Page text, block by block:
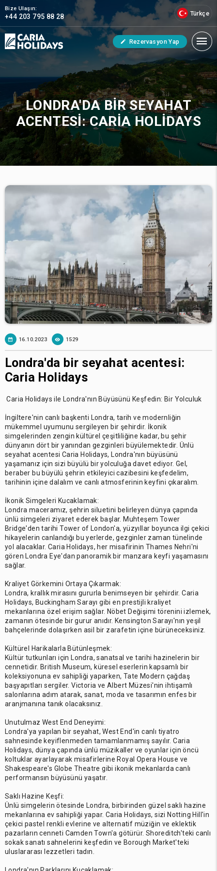
Bize Ulaşın:
+44 203 795 88 28 Türkçe
Rezervasyon Yap
LONDRA'DA BIR SEYAHAT
ACENTESI: CARIA HOLIDAYS
16.10.2023 1529
Londra'da bir seyahat acentesi:
Caria Holidays
Caria Holidays ile Londra'nın Büyüsünü Keşfedin: Bir Yolculuk
İngiltere'nin canlı başkenti Londra, tarih ve modernliğin
mükemmel uyumunu sergileyen bir şehirdir. İkonik
simgelerinden zengin kültürel çeşitliliğine kadar, bu şehir
dünyanın dört bir yanından gezginleri büyülemektedir. Ünlü
seyahat acentesi Caria Holidays, Londra'nın büyüsünü
yaşamanız için sizi büyülü bir yolculuğa davet ediyor. Gel,
beraber bu büyülü şehrin etkileyici cazibesini keşfedelim,
tarihinin içine dalalım ve canlı atmosferinin keyfini çıkaralım.
İkonik Simgeleri Kucaklamak:
Londra maceramız, şehrin siluetini belirleyen dünya çapında
ünlü simgeleri ziyaret ederek başlar. Muhteşem Tower
Bridge'den tarihi Tower of London'a, yüzyıllar boyunca ilgi çekici
hikayelerin canlandığı bu yerlerde, gezginler zaman tünelinde
yol alacaklar. Caria Holidays, her misafirinin Thames Nehri'ni
gören Londra Eye'dan panoramik bir manzara keyfi yaşamasını
sağlar.
Kraliyet Görkemini Ortaya Çıkarmak:
Londra, krallık mirasını gururla benimseyen bir şehirdir. Caria
Holidays, Buckingham Sarayı gibi en prestijli kraliyet
mekanlarına özel erişim sağlar. Nöbet Değişimi törenini izlemek,
zamanın ötesinde bir gurur anıdır. Kensington Sarayı'nın yeşil
bahçelerinde dolaşırken asil bir zarafetin içine bürüneceksiniz.
Kültürel Harikalarla Bütünleşmek:
Kültür tutkunları için Londra, sanatsal ve tarihi hazinelerin bir
cennetidir. British Museum, küresel eserlerin kapsamlı bir
koleksiyonuna ev sahipliği yaparken, Tate Modern çağdaş
başyapıtları sergiler. Victoria ve Albert Müzesi'nin ihtişamlı
salonlarına adım atarak, sanat, moda ve tasarımın enfes bir
aranjmanına tanık olacaksınız.
Unutulmaz West End Deneyimi:
Londra'ya yapılan bir seyahat, West End'in canlı tiyatro
sahnesinde keyiflenmeden tamamlanmamış sayılır. Caria
Holidays, dünya çapında ünlü müzikaller ve oyunlar için öncü
koltuklar ayarlayarak misafirlerine Royal Opera House ve
Shakespeare's Globe Theatre gibi ikonik mekanlarda canlı
performansın büyüsünü yaşatır.
Saklı Hazine Keşfi:
Ünlü simgelerin ötesinde Londra, birbirinden güzel saklı hazine
mekanlarına ev sahipliği yapar. Caria Holidays, sizi Notting Hill'in
çekici pastel renkli evlerine ve alternatif müziğin ve eklektik
pazarların cenneti Camden Town'a götürür. Shoreditch'teki canlı
sokak sanatı sahnelerini keşfedin ve Borough Market'teki
uluslararası lezzetleri tadın.